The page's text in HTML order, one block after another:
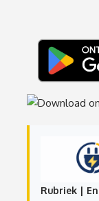
Rubriek |